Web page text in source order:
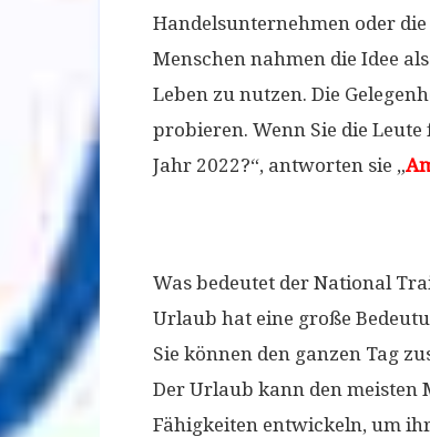
Handelsunternehmen oder
Menschen nahmen die Idee
Leben zu nutzen. Die
probieren. Wenn Sie die
Jahr 2022?“, antworten sie „
Was bedeutet der National
Urlaub hat eine große
Sie können den ganzen Tag
Der Urlaub kann den meisten
Fähigkeiten entwickeln, um